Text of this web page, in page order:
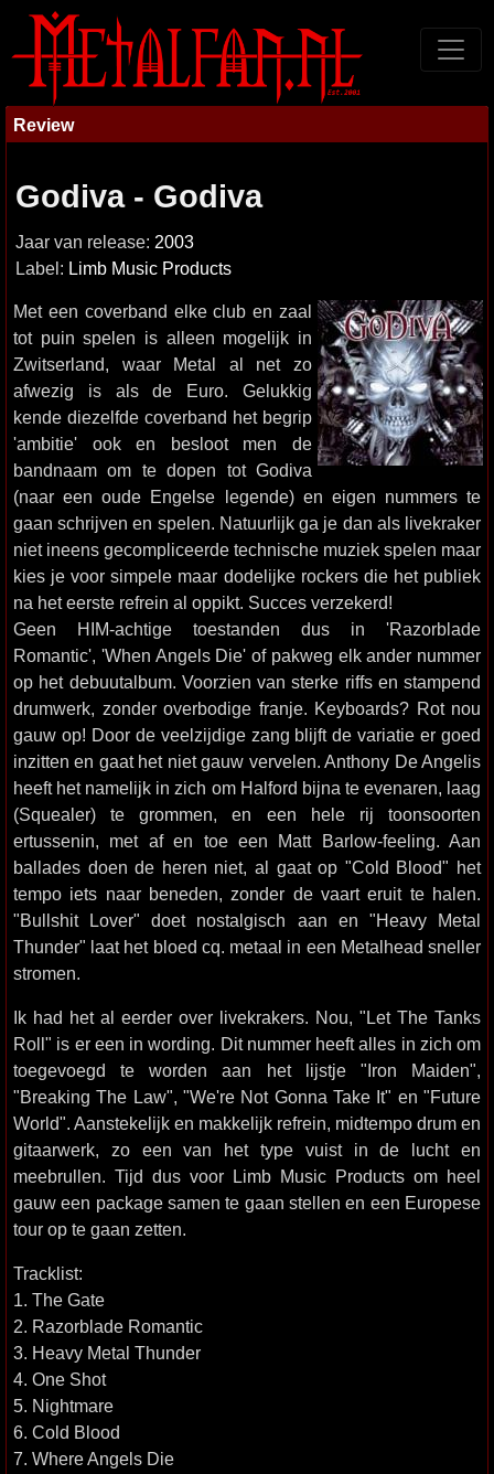
Review
Godiva - Godiva
Jaar van release: 2003
Label: Limb Music Products
Met een coverband elke club en zaal
tot puin spelen is alleen mogelijk in
Zwitserland, waar Metal al net zo
afwezig is als de Euro. Gelukkig
kende diezelfde coverband het begrip
'ambitie' ook en besloot men de
bandnaam om te dopen tot Godiva
(naar een oude Engelse legende) en eigen nummers te
gaan schrijven en spelen. Natuurlijk ga je dan als livekraker
niet ineens gecompliceerde technische muziek spelen maar
kies je voor simpele maar dodelijke rockers die het publiek
na het eerste refrein al oppikt. Succes verzekerd!
Geen HIM-achtige toestanden dus in 'Razorblade
Romantic', 'When Angels Die' of pakweg elk ander nummer
op het debuutalbum. Voorzien van sterke riffs en stampend
drumwerk, zonder overbodige franje. Keyboards? Rot nou
gauw op! Door de veelzijdige zang blijft de variatie er goed
inzitten en gaat het niet gauw vervelen. Anthony De Angelis
heeft het namelijk in zich om Halford bijna te evenaren, laag
(Squealer) te grommen, en een hele rij toonsoorten
ertussenin, met af en toe een Matt Barlow-feeling. Aan
ballades doen de heren niet, al gaat op "Cold Blood" het
tempo iets naar beneden, zonder de vaart eruit te halen.
"Bullshit Lover" doet nostalgisch aan en "Heavy Metal
Thunder" laat het bloed cq. metaal in een Metalhead sneller
stromen.
Ik had het al eerder over livekrakers. Nou, "Let The Tanks
Roll" is er een in wording. Dit nummer heeft alles in zich om
toegevoegd te worden aan het lijstje "Iron Maiden",
"Breaking The Law", "We're Not Gonna Take It" en "Future
World". Aanstekelijk en makkelijk refrein, midtempo drum en
gitaarwerk, zo een van het type vuist in de lucht en
meebrullen. Tijd dus voor Limb Music Products om heel
gauw een package samen te gaan stellen en een Europese
tour op te gaan zetten.
Tracklist:
1. The Gate
2. Razorblade Romantic
3. Heavy Metal Thunder
4. One Shot
5. Nightmare
6. Cold Blood
7. Where Angels Die